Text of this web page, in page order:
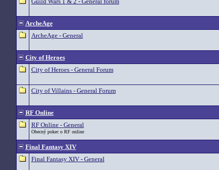
ArcheAge
ArcheAge - General
City of Heroes
City of Heroes - General Forum
City of Villains - General Forum
RF Online
RF Online - General
Obecný pokec o RF online
Final Fantasy XIV
Final Fantasy XIV - General